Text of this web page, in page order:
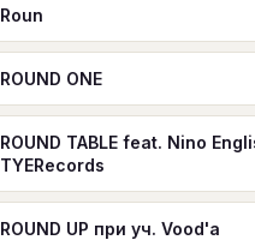
Roun
ROUND ONE
ROUND TABLE feat. Nino
TYERecords
ROUND UP при уч. Vood'a